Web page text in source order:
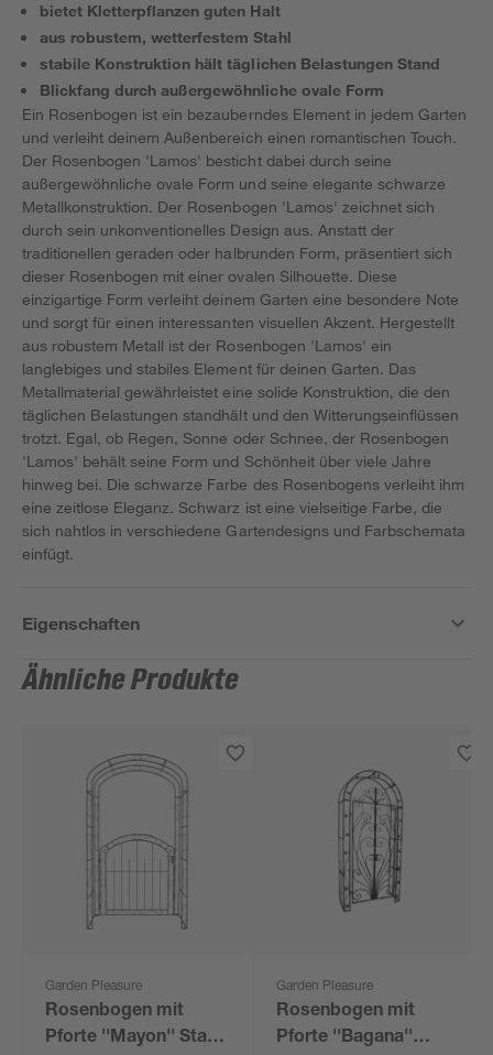
bietet Kletterpflanzen guten Halt
aus robustem, wetterfestem Stahl
stabile Konstruktion hält täglichen Belastungen Stand
Blickfang durch außergewöhnliche ovale Form
Ein Rosenbogen ist ein bezauberndes Element in jedem Garten
und verleiht deinem Außenbereich einen romantischen Touch.
Der Rosenbogen 'Lamos' besticht dabei durch seine
außergewöhnliche ovale Form und seine elegante schwarze
Metallkonstruktion. Der Rosenbogen 'Lamos' zeichnet sich
durch sein unkonventionelles Design aus. Anstatt der
traditionellen geraden oder halbrunden Form, präsentiert sich
dieser Rosenbogen mit einer ovalen Silhouette. Diese
einzigartige Form verleiht deinem Garten eine besondere Note
und sorgt für einen interessanten visuellen Akzent. Hergestellt
aus robustem Metall ist der Rosenbogen 'Lamos' ein
langlebiges und stabiles Element für deinen Garten. Das
Metallmaterial gewährleistet eine solide Konstruktion, die den
täglichen Belastungen standhält und den Witterungseinflüssen
trotzt. Egal, ob Regen, Sonne oder Schnee, der Rosenbogen
'Lamos' behält seine Form und Schönheit über viele Jahre
hinweg bei. Die schwarze Farbe des Rosenbogens verleiht ihm
eine zeitlose Eleganz. Schwarz ist eine vielseitige Farbe, die
sich nahtlos in verschiedene Gartendesigns und Farbschemata
einfügt.
Eigenschaften
Ähnliche Produkte
Garden Pleasure
Rosenbogen mit
Pforte ''Mayon'' Stahl
Garden Pleasure
Rosenbogen mit
Pforte ''Bagana''